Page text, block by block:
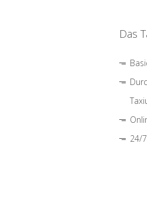
Das
24/